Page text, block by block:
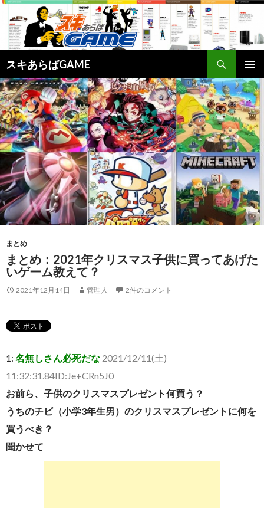
スキあらばGAME
索
メインメ
ニュー
ン
テ
ン
ツ
へ
ス
キ
ッ
プ
まとめ
まとめ：2021年クリスマス子供に買ってあげた
いゲーム教えて？
2021年12月14日 管理人 2件のコメント
1: 名無しさん必死だな 2021/12/11(土)
11:32:31.84ID:Je+CRn5J0
お前ら、子供のクリスマスプレゼント何買う？
うちのチビ（小学3年生男）のクリスマスプレゼントに何を
買うべき？
聞かせて